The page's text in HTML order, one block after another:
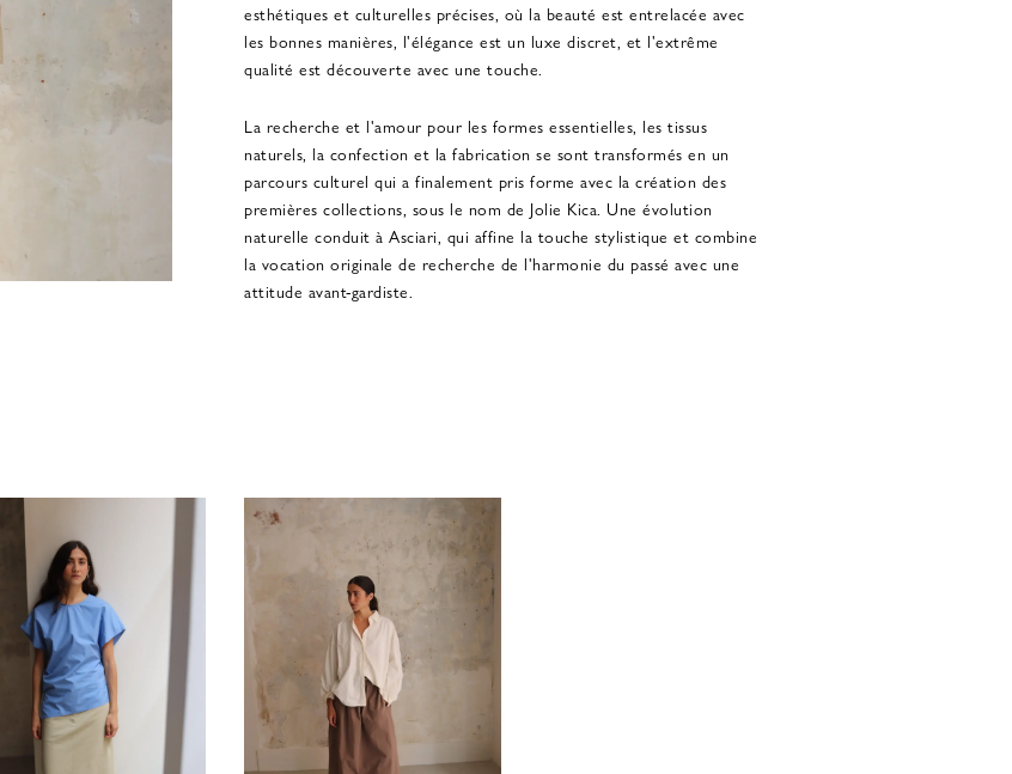
esthétiques et culturelles précises, où la beauté est entrelacée avec
les bonnes manières, l'élégance est un luxe discret, et l'extrême
qualité est découverte avec une touche.
La recherche et l'amour pour les formes essentielles, les tissus
naturels, la confection et la fabrication se sont transformés en un
parcours culturel qui a finalement pris forme avec la création des
premières collections, sous le nom de Jolie Kica. Une évolution
naturelle conduit à Asciari, qui affine la touche stylistique et combine
la vocation originale de recherche de l'harmonie du passé avec une
attitude avant-gardiste.